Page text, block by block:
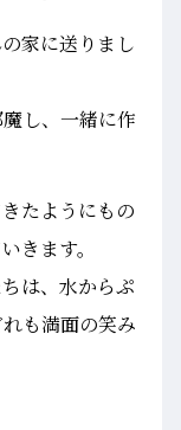
家に送りまし
し、一緒に作
たようにもの
きます。
は、水からぷ
も満面の笑み